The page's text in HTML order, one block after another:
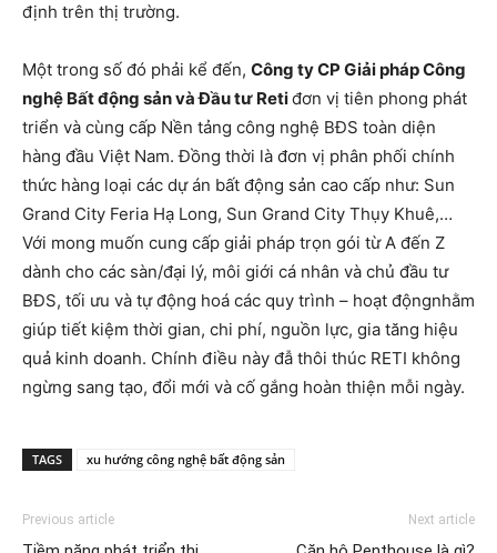
định trên thị trường.
Một trong số đó phải kể đến, Công ty CP Giải pháp Công
nghệ Bất động sản và Đầu tư Retiđơn vị tiên phong phát
triển và cùng cấp Nền tảng công nghệ BĐS toàn diện
hàng đầu Việt Nam. Đồng thời là đơn vị phân phối chính
thức hàng loại các dự án bất động sản cao cấp như: Sun
Grand City Feria Hạ Long, Sun Grand City Thụy Khuê,…
Với mong muốn cung cấp giải pháp trọn gói từ A đến Z
dành cho các sàn/đại lý, môi giới cá nhân và chủ đầu tư
BĐS, tối ưu và tự động hoá các quy trình – hoạt độngnhằm
giúp tiết kiệm thời gian, chi phí, nguồn lực, gia tăng hiệu
quả kinh doanh. Chính điều này đẫ thôi thúc RETI không
ngừng sang tạo, đổi mới và cố gắng hoàn thiện mỗi ngày.
TAGS xu hướng công nghệ bất động sản
Previous article Next article